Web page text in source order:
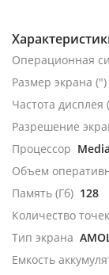
Операционная
Размер экрана (")
Частота дисплея
Разрешение
Процессор
Объем
Память (Гб) 128
Количество
Тип экрана
Емкость